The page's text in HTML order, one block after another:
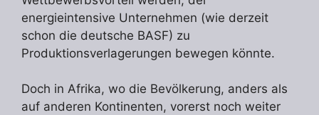
energieintensive Unternehmen (wie derzeit
schon die deutsche BASF) zu
Produktionsverlagerungen bewegen könnte.
Doch in Afrika, wo die Bevölkerung, anders als
auf anderen Kontinenten, vorerst noch weiter